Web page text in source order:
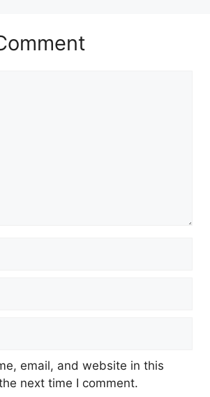
email, and website in this
next time I comment.